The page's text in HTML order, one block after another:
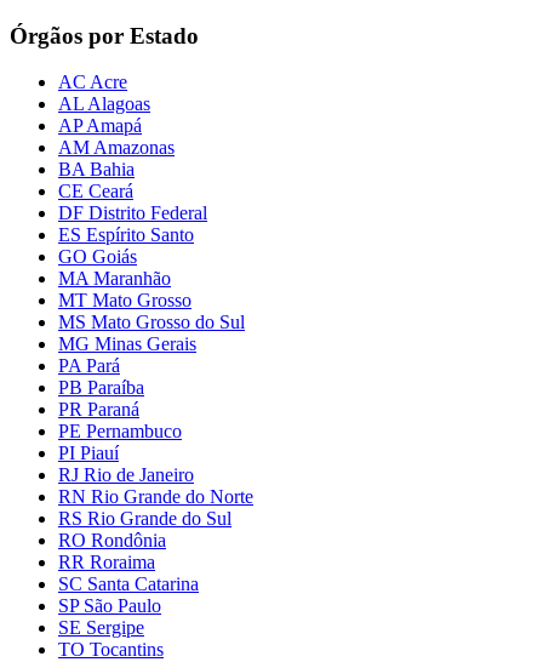
Órgãos por Estado
AC Acre
AL Alagoas
AP Amapá
AM Amazonas
BA Bahia
CE Ceará
DF Distrito Federal
ES Espírito Santo
GO Goiás
MA Maranhão
MT Mato Grosso
MS Mato Grosso do Sul
MG Minas Gerais
PA Pará
PB Paraíba
PR Paraná
PE Pernambuco
PI Piauí
RJ Rio de Janeiro
RN Rio Grande do Norte
RS Rio Grande do Sul
RO Rondônia
RR Roraima
SC Santa Catarina
SP São Paulo
SE Sergipe
TO Tocantins